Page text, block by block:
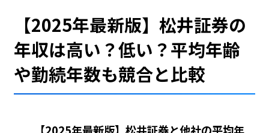
【2025年最新版】松井証券の
年収は高い？低い？平均年齢
や勤続年数も競合と比較